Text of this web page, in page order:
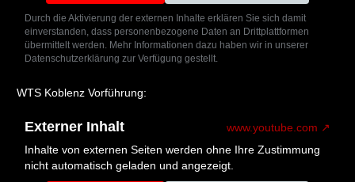
Durch die Aktivierung der externen Inhalte erklären Sie sich damit
einverstanden, dass personenbezogene Daten an Drittplattformen
übermittelt werden. Mehr Informationen dazu haben wir in unserer
Datenschutzerklärung zur Verfügung gestellt.
WTS Koblenz Vorführung:
Externer Inhalt
www.youtube.com
Inhalte von externen Seiten werden ohne Ihre Zustimmung
nicht automatisch geladen und angezeigt.